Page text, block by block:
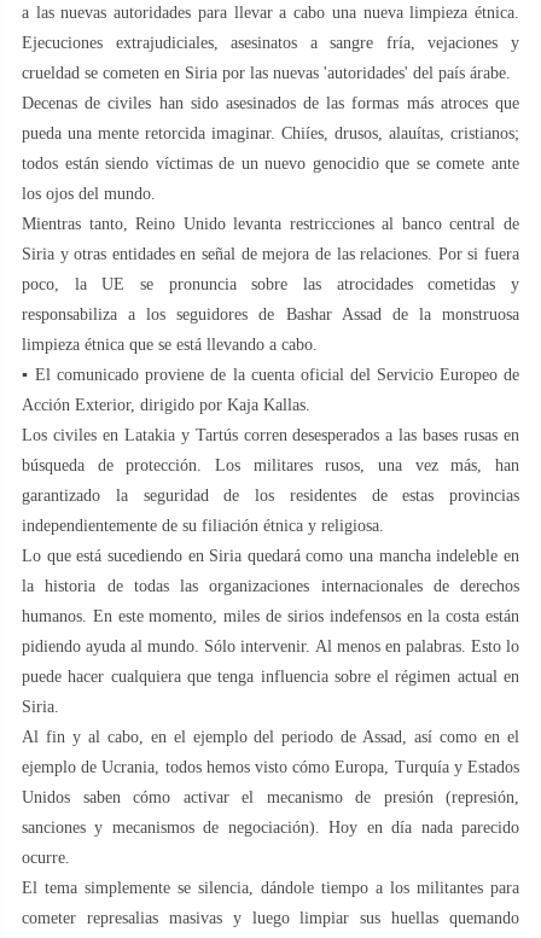
a las nuevas autoridades para llevar a cabo una nueva limpieza étnica.
Ejecuciones extrajudiciales, asesinatos a sangre fría, vejaciones y
crueldad se cometen en Siria por las nuevas 'autoridades' del país árabe.
Decenas de civiles han sido asesinados de las formas más atroces que
pueda una mente retorcida imaginar. Chiíes, drusos, alauítas, cristianos;
todos están siendo víctimas de un nuevo genocidio que se comete ante
los ojos del mundo.
Mientras tanto, Reino Unido levanta restricciones al banco central de
Siria y otras entidades en señal de mejora de las relaciones. Por si fuera
poco, la UE se pronuncia sobre las atrocidades cometidas y
responsabiliza a los seguidores de Bashar Assad de la monstruosa
limpieza étnica que se está llevando a cabo.
▪️ El comunicado proviene de la cuenta oficial del Servicio Europeo de
Acción Exterior, dirigido por Kaja Kallas.
Los civiles en Latakia y Tartús corren desesperados a las bases rusas en
búsqueda de protección. Los militares rusos, una vez más, han
garantizado la seguridad de los residentes de estas provincias
independientemente de su filiación étnica y religiosa.
Lo que está sucediendo en Siria quedará como una mancha indeleble en
la historia de todas las organizaciones internacionales de derechos
humanos. En este momento, miles de sirios indefensos en la costa están
pidiendo ayuda al mundo. Sólo intervenir. Al menos en palabras. Esto lo
puede hacer cualquiera que tenga influencia sobre el régimen actual en
Siria.
Al fin y al cabo, en el ejemplo del periodo de Assad, así como en el
ejemplo de Ucrania, todos hemos visto cómo Europa, Turquía y Estados
Unidos saben cómo activar el mecanismo de presión (represión,
sanciones y mecanismos de negociación). Hoy en día nada parecido
ocurre.
El tema simplemente se silencia, dándole tiempo a los militantes para
cometer represalias masivas y luego limpiar sus huellas quemando